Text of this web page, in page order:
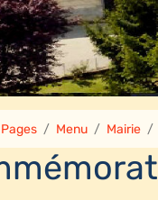
Pages Menu Mairie